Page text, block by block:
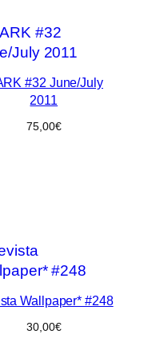
#32 June/July
2011
75,00€
Wallpaper* #248
30,00€